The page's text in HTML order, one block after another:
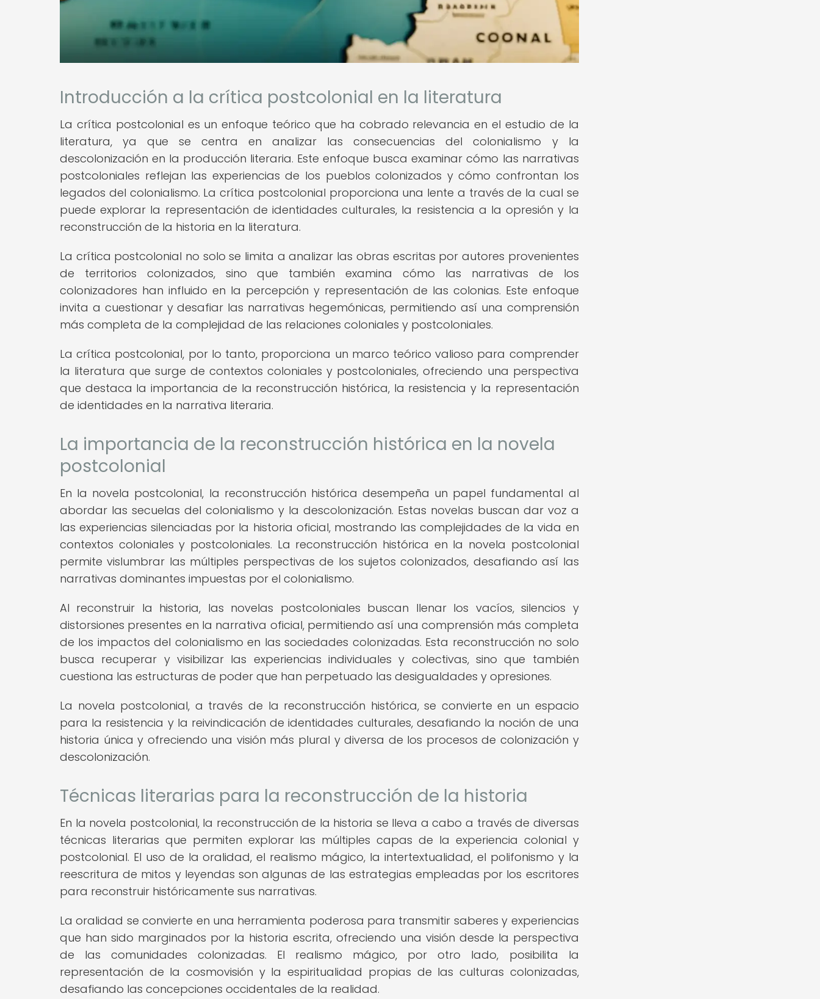
Introducción a la crítica postcolonial en la literatura
La crítica postcolonial es un enfoque teórico que ha cobrado relevancia en el estudio de la
literatura, ya que se centra en analizar las consecuencias del colonialismo y la
descolonización en la producción literaria. Este enfoque busca examinar cómo las narrativas
postcoloniales reflejan las experiencias de los pueblos colonizados y cómo confrontan los
legados del colonialismo. La crítica postcolonial proporciona una lente a través de la cual se
puede explorar la representación de identidades culturales, la resistencia a la opresión y la
reconstrucción de la historia en la literatura.
La crítica postcolonial no solo se limita a analizar las obras escritas por autores provenientes
de territorios colonizados, sino que también examina cómo las narrativas de los
colonizadores han influido en la percepción y representación de las colonias. Este enfoque
invita a cuestionar y desafiar las narrativas hegemónicas, permitiendo así una comprensión
más completa de la complejidad de las relaciones coloniales y postcoloniales.
La crítica postcolonial, por lo tanto, proporciona un marco teórico valioso para comprender
la literatura que surge de contextos coloniales y postcoloniales, ofreciendo una perspectiva
que destaca la importancia de la reconstrucción histórica, la resistencia y la representación
de identidades en la narrativa literaria.
La importancia de la reconstrucción histórica en la novela
postcolonial
En la novela postcolonial, la reconstrucción histórica desempeña un papel fundamental al
abordar las secuelas del colonialismo y la descolonización. Estas novelas buscan dar voz a
las experiencias silenciadas por la historia oficial, mostrando las complejidades de la vida en
contextos coloniales y postcoloniales. La reconstrucción histórica en la novela postcolonial
permite vislumbrar las múltiples perspectivas de los sujetos colonizados, desafiando así las
narrativas dominantes impuestas por el colonialismo.
Al reconstruir la historia, las novelas postcoloniales buscan llenar los vacíos, silencios y
distorsiones presentes en la narrativa oficial, permitiendo así una comprensión más completa
de los impactos del colonialismo en las sociedades colonizadas. Esta reconstrucción no solo
busca recuperar y visibilizar las experiencias individuales y colectivas, sino que también
cuestiona las estructuras de poder que han perpetuado las desigualdades y opresiones.
La novela postcolonial, a través de la reconstrucción histórica, se convierte en un espacio
para la resistencia y la reivindicación de identidades culturales, desafiando la noción de una
historia única y ofreciendo una visión más plural y diversa de los procesos de colonización y
descolonización.
Técnicas literarias para la reconstrucción de la historia
En la novela postcolonial, la reconstrucción de la historia se lleva a cabo a través de diversas
técnicas literarias que permiten explorar las múltiples capas de la experiencia colonial y
postcolonial. El uso de la oralidad, el realismo mágico, la intertextualidad, el polifonismo y la
reescritura de mitos y leyendas son algunas de las estrategias empleadas por los escritores
para reconstruir históricamente sus narrativas.
La oralidad se convierte en una herramienta poderosa para transmitir saberes y experiencias
que han sido marginados por la historia escrita, ofreciendo una visión desde la perspectiva
de las comunidades colonizadas. El realismo mágico, por otro lado, posibilita la
representación de la cosmovisión y la espiritualidad propias de las culturas colonizadas,
desafiando las concepciones occidentales de la realidad.